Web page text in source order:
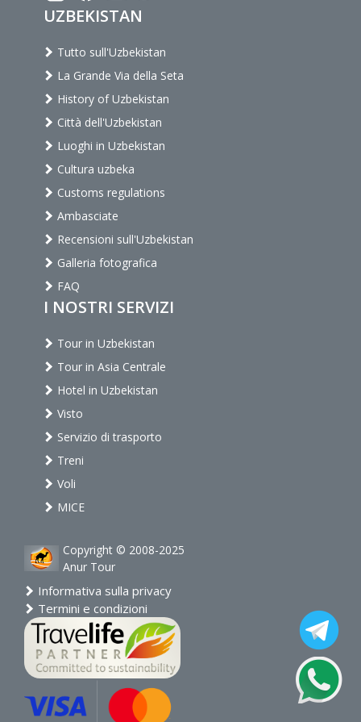
UZBEKISTAN
Tutto sull'Uzbekistan
La Grande Via della Seta
History of Uzbekistan
Città dell'Uzbekistan
Luoghi in Uzbekistan
Cultura uzbeka
Customs regulations
Ambasciate
Recensioni sull'Uzbekistan
Galleria fotografica
FAQ
I NOSTRI SERVIZI
Tour in Uzbekistan
Tour in Asia Centrale
Hotel in Uzbekistan
Visto
Servizio di trasporto
Treni
Voli
MICE
Copyright © 2008-2025
Anur Tour
Informativa sulla privacy
Termini e condizioni